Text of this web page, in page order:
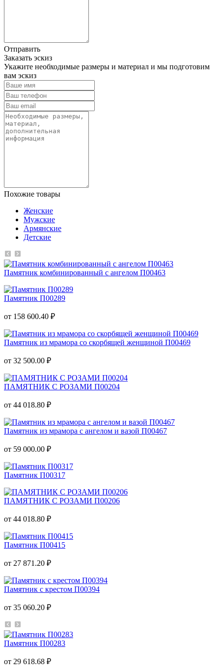
Отправить
Заказать эскиз
Укажите необходимые размеры и материал и мы подготовим
вам эскиз
Похожие товары
Женские
Мужские
Армянские
Детские
Памятник комбинированный с ангелом П00463
Памятник П00289
от 158 600.40 ₽
Памятник из мрамора со скорбящей женщиной П00469
от 32 500.00 ₽
ПАМЯТНИК С РОЗАМИ П00204
от 44 018.80 ₽
Памятник из мрамора с ангелом и вазой П00467
от 59 000.00 ₽
Памятник П00317
ПАМЯТНИК С РОЗАМИ П00206
от 44 018.80 ₽
Памятник П00415
от 27 871.20 ₽
Памятник с крестом П00394
от 35 060.20 ₽
Памятник П00283
от 29 618.68 ₽